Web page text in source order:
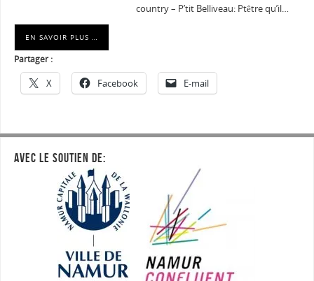
country – P’tit Belliveau: Ptêtre qu’il…
EN SAVOIR PLUS …
Partager :
X Facebook E-mail
AVEC LE SOUTIEN DE: